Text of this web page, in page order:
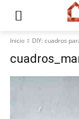
Inicio DIY: cuadros